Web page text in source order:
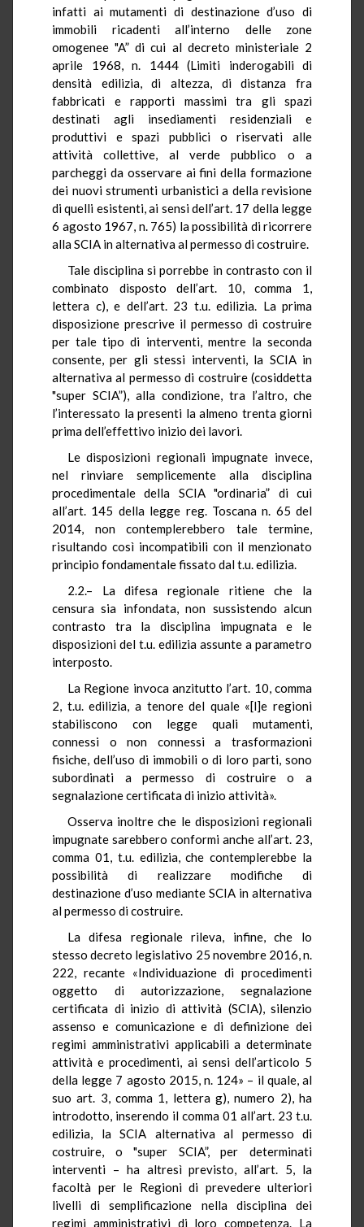
infatti ai mutamenti di destinazione d’uso di
immobili ricadenti all’interno delle zone
omogenee "A” di cui al decreto ministeriale 2
aprile 1968, n. 1444 (Limiti inderogabili di
densità edilizia, di altezza, di distanza fra
fabbricati e rapporti massimi tra gli spazi
destinati agli insediamenti residenziali e
produttivi e spazi pubblici o riservati alle
attività collettive, al verde pubblico o a
parcheggi da osservare ai fini della formazione
dei nuovi strumenti urbanistici a della revisione
di quelli esistenti, ai sensi dell’art. 17 della legge
6 agosto 1967, n. 765) la possibilità di ricorrere
alla SCIA in alternativa al permesso di costruire.
Tale disciplina si porrebbe in contrasto con il
combinato disposto dell’art. 10, comma 1,
lettera c), e dell’art. 23 t.u.edilizia. La prima
disposizione prescrive il permesso di costruire
per tale tipo di interventi, mentre la seconda
consente, per gli stessi interventi, la SCIA in
alternativa al permesso di costruire (cosiddetta
"super SCIA”), alla condizione, tra l’altro, che
l’interessato la presenti la almeno trenta giorni
prima dell’effettivo inizio dei lavori.
Le disposizioni regionali impugnate invece,
nel rinviare semplicemente alla disciplina
procedimentale della SCIA "ordinaria” di cui
all’art. 145 della legge reg. Toscana n. 65 del
2014, non contemplerebbero tale termine,
risultando così incompatibili con il menzionato
principio fondamentale fissato dalt.u.edilizia.
2.2.– La difesa regionale ritiene che la
censura sia infondata, non sussistendo alcun
contrasto tra la disciplina impugnata e le
disposizioni del t.u. edilizia assunte a parametro
interposto.
La Regione invoca anzitutto l’art. 10, comma
2, t.u.edilizia, a tenore del quale «[l]e regioni
stabiliscono con legge quali mutamenti,
connessi o non connessi a trasformazioni
fisiche, dell’uso di immobili o di loro parti, sono
subordinati a permesso di costruire o a
segnalazione certificata di inizio attività».
Osserva inoltre che le disposizioni regionali
impugnate sarebbero conformi anche all’art. 23,
comma 01, t.u.edilizia, che contemplerebbe la
possibilità di realizzare modifiche di
destinazione d’uso mediante SCIA in alternativa
al permesso di costruire.
La difesa regionale rileva, infine, che lo
stesso decreto legislativo 25 novembre 2016, n.
222, recante «Individuazione di procedimenti
oggetto di autorizzazione, segnalazione
certificata di inizio di attività (SCIA), silenzio
assenso e comunicazione e di definizione dei
regimi amministrativi applicabili a determinate
attività e procedimenti, ai sensi dell’articolo 5
della legge 7 agosto 2015, n. 124» – il quale, al
suo art. 3, comma 1, lettera g), numero 2), ha
introdotto, inserendo il comma 01 all’art. 23 t.u.
edilizia, la SCIA alternativa al permesso di
costruire, o "super SCIA”, per determinati
interventi – ha altresì previsto, all’art. 5, la
facoltà per le Regioni di prevedere ulteriori
livelli di semplificazione nella disciplina dei
regimi amministrativi di loro competenza. La